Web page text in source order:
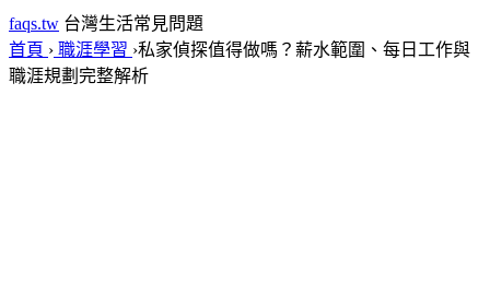
faqs.tw 台灣生活常見問題
首頁 › 職涯學習 ›私家偵探值得做嗎？薪水範圍、每日工作與
職涯規劃完整解析